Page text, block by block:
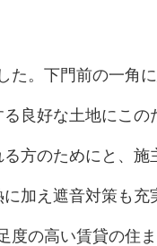
た。下門前の一角
良好な土地にこの
方のためにと、施
加え遮音対策も充
度の高い賃貸の住